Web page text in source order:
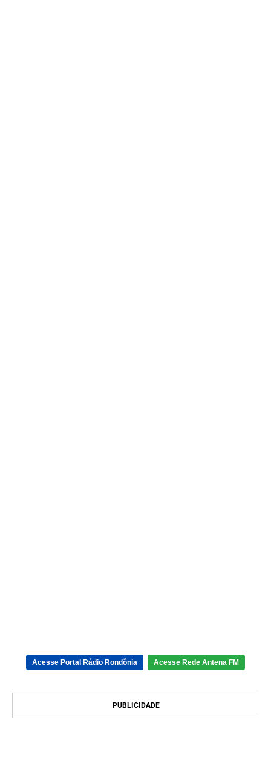
Acesse Portal Rádio Rondônia Acesse Rede Antena FM
PUBLICIDADE